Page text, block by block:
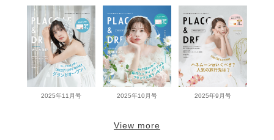
2025年11月号 2025年10月号 2025年9月号
View more